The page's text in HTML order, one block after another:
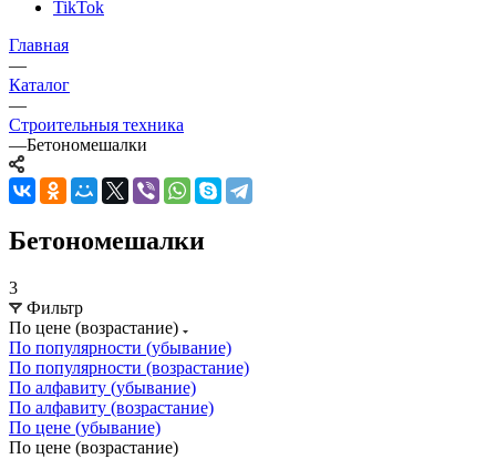
TikTok
Главная
—
Каталог
—
Строительныя техника
—Бетономешалки
Бетономешалки
3
Фильтр
По цене (возрастание)
По популярности (убывание)
По популярности (возрастание)
По алфавиту (убывание)
По алфавиту (возрастание)
По цене (убывание)
По цене (возрастание)